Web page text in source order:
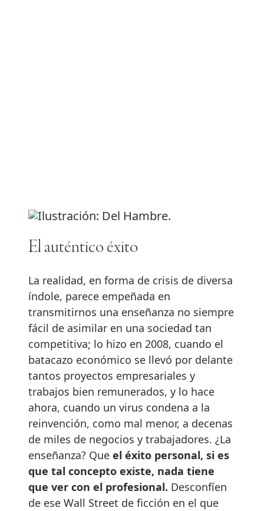
El auténtico éxito
La realidad, en forma de crisis de diversa
índole, parece empeñada en
transmitirnos una enseñanza no siempre
fácil de asimilar en una sociedad tan
competitiva; lo hizo en 2008, cuando el
batacazo económico se llevó por delante
tantos proyectos empresariales y
trabajos bien remunerados, y lo hace
ahora, cuando un virus condena a la
reinvención, como mal menor, a decenas
de miles de negocios y trabajadores. ¿La
enseñanza? Que el éxito personal, si es
que tal concepto existe, nada tiene
que ver con el profesional. Desconfíen
de ese Wall Street de ficción en el que